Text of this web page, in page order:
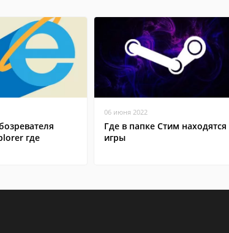
где
06 июня 2022
Где в папке Стим находятся
игры